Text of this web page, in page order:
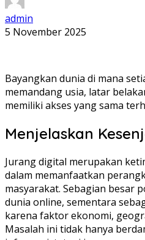
admin
5 November 2025
Bayangkan dunia di mana
memandang usia, latar
memiliki akses yang sama
Menjelaskan
Jurang digital merupakan
dalam memanfaatkan
masyarakat. Sebagian besar
dunia online, sementara
karena faktor ekonomi,
Masalah ini tidak hanya